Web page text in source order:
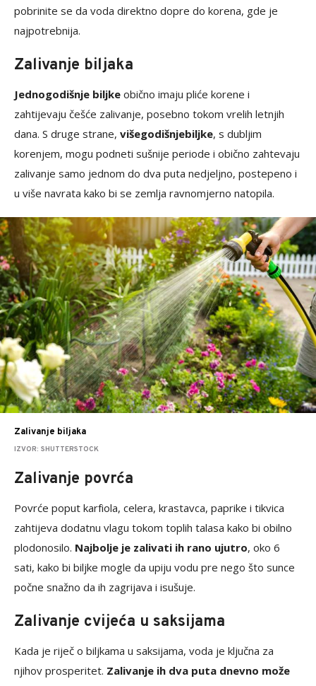
pobrinite se da voda direktno dopre do korena, gde je
najpotrebnija.
Zalivanje biljaka
Jednogodišnje biljke obično imaju pliće korene i
zahtijevaju češće zalivanje, posebno tokom vrelih letnjih
dana. S druge strane, višegodišnjebiljke, s dubljim
korenjem, mogu podneti sušnije periode i obično zahtevaju
zalivanje samo jednom do dva puta nedjeljno, postepeno i
u više navrata kako bi se zemlja ravnomjerno natopila.
Zalivanje biljaka
IZVOR: SHUTTERSTOCK
Zalivanje povrća
Povrće poput karfiola, celera, krastavca, paprike i tikvica
zahtijeva dodatnu vlagu tokom toplih talasa kako bi obilno
plodonosilo. Najbolje je zalivati ih rano ujutro, oko 6
sati, kako bi biljke mogle da upiju vodu pre nego što sunce
počne snažno da ih zagrijava i isušuje.
Zalivanje cvijeća u saksijama
Kada je riječ o biljkama u saksijama, voda je ključna za
njihov prosperitet. Zalivanje ih dva puta dnevno može